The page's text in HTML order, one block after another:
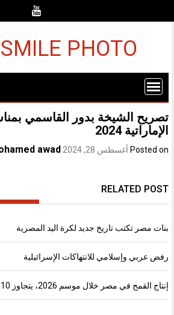
PHOTO
تصريح الشيخة بدور القاسمي
الإماراتية 2024
Posted on أغسطس 28, 2024 awad
RELATED POST
بنات مصر تكتب تاريخ جديد لكرة اليد المصرية
رفض عربي وإسلامي للانتهاكات الإسرائيلية
إنتاج القمح في مصر خلال موسم 2026، يتجاوز 10 ملايين طن